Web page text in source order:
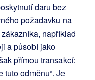
daru bez
požadavku na
například
a působí jako
přímou transakcí:
tuto odměnu“. Je